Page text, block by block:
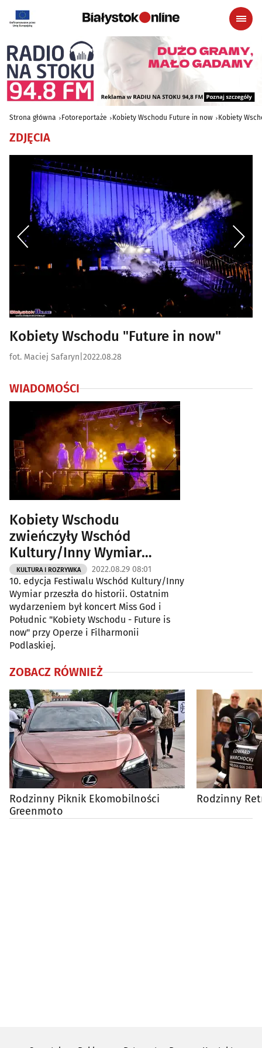
Strona główna Fotoreportaże Kobiety Wschodu Future in now Kobiety
ZDJĘCIA
Kobiety Wschodu "Future in now"
fot. Maciej Safaryn 2022.08.28
WIADOMOŚCI
Kobiety Wschodu
zwieńczyły Wschód
Kultury/Inny Wymiar
[ZDJĘCIA]
KULTURA I ROZRYWKA 2022.08.29 08:01
10. edycja Festiwalu Wschód Kultury/Inny
Wymiar przeszła do historii. Ostatnim
wydarzeniem był koncert Miss God i
Południc "Kobiety Wschodu - Future is
now" przy Operze i Filharmonii
Podlaskiej.
ZOBACZ RÓWNIEŻ
Rodzinny Piknik Ekomobilności
Greenmoto
Rodzinny